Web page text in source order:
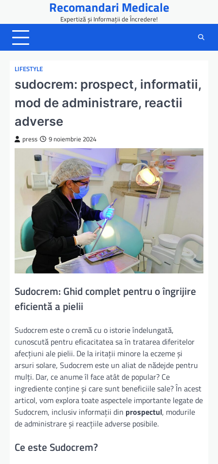
content
Recomandari Medicale
Expertiză și Informații de Încredere!
LIFESTYLE
sudocrem: prospect, informatii,
mod de administrare, reactii
adverse
press 9 noiembrie 2024
Sudocrem: Ghid complet pentru o îngrijire
eficientă a pielii
Sudocrem este o cremă cu o istorie îndelungată,
cunoscută pentru eficacitatea sa în tratarea diferitelor
afecțiuni ale pielii. De la iritații minore la eczeme și
arsuri solare, Sudocrem este un aliat de nădejde pentru
mulți. Dar, ce anume îl face atât de popular? Ce
ingrediente conține și care sunt beneficiile sale? În acest
articol, vom explora toate aspectele importante legate de
Sudocrem, inclusiv informații din prospectul, modurile
de administrare și reacțiile adverse posibile.
Ce este Sudocrem?